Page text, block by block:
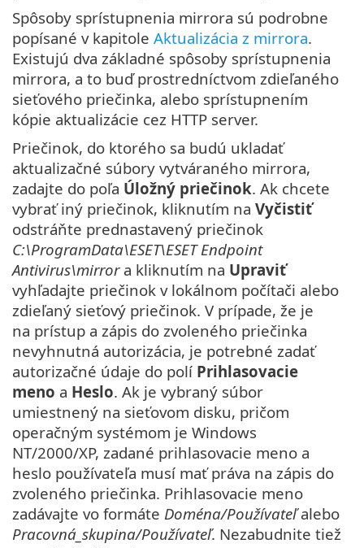
Spôsoby sprístupnenia mirrora sú podrobne
popísané v kapitole Aktualizácia z mirrora.
Existujú dva základné spôsoby sprístupnenia
mirrora, a to buď prostredníctvom zdieľaného
sieťového priečinka, alebo sprístupnením
kópie aktualizácie cez HTTP server.
Priečinok, do ktorého sa budú ukladať
aktualizačné súbory vytváraného mirrora,
zadajte do poľa Úložný priečinok. Ak chcete
vybrať iný priečinok, kliknutím na Vyčistiť
odstráňte prednastavený priečinok
C:\ProgramData\ESET\ESET Endpoint
Antivirus\mirrora kliknutím na Upraviť
vyhľadajte priečinok v lokálnom počítači alebo
zdieľaný sieťový priečinok. V prípade, že je
na prístup a zápis do zvoleného priečinka
nevyhnutná autorizácia, je potrebné zadať
autorizačné údaje do polí Prihlasovacie
meno a Heslo. Ak je vybraný súbor
umiestnený na sieťovom disku, pričom
operačným systémom je Windows
NT/2000/XP, zadané prihlasovacie meno a
heslo používateľa musí mať práva na zápis do
zvoleného priečinka. Prihlasovacie meno
zadávajte vo formáte Doména/Používateľalebo
Pracovná_skupina/Používateľ. Nezabudnite tiež